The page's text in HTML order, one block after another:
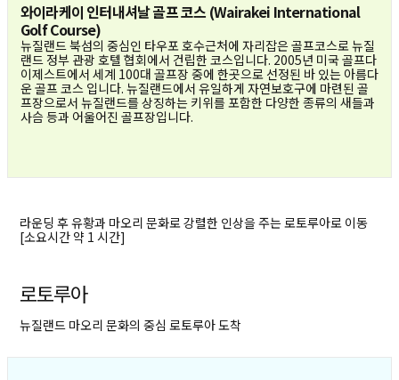
와이라케이 인터내셔날 골프 코스 (Wairakei International
Golf Course)
뉴질랜드 북섬의 중심인 타우포 호수근처에 자리잡은 골프코스로 뉴질
랜드 정부 관광 호텔 협회에서 건립한 코스입니다. 2005년 미국 골프다
이제스트에서 세계 100대 골프장 중에 한곳으로 선정된 바 있는 아름다
운 골프 코스 입니다. 뉴질랜드에서 유일하게 자연보호구에 마련된 골
프장으로서 뉴질랜드를 상징하는 키위를 포함한 다양한 종류의 새들과
사슴 등과 어울어진 골프장입니다.
라운딩 후 유황과 마오리 문화로 강렬한 인상을 주는 로토루아로 이동
[소요시간 약 1 시간]
로토루아
뉴질랜드 마오리 문화의 중심 로토루아 도착